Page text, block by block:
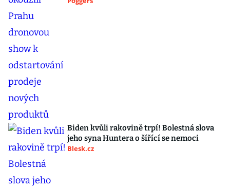
Biden kvůli rakovině trpí! Bolestná slova
jeho syna Huntera o šířící se nemoci
Blesk.cz